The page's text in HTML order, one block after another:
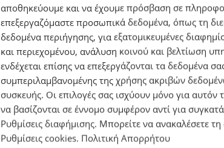
αποθηκεύουμε και να έχουμε πρόσβαση σε
επεξεργαζόμαστε προσωπικά δεδομένα, όπως τη
δεδομένα περιήγησης, για εξατομικευμένες
και περιεχομένου, ανάλυση κοινού και βελτίωση
ενδέχεται επίσης να επεξεργάζονται τα δεδομένα
συμπεριλαμβανομένης της χρήσης ακριβών
συσκευής. Οι επιλογές σας ισχύουν μόνο για
να βασίζονται σε έννομο συμφέρον αντί για
Ρυθμίσεις διαφήμισης. Μπορείτε να ανακαλέσετε
Ρυθμίσεις cookies. Πολιτική Απορρήτου